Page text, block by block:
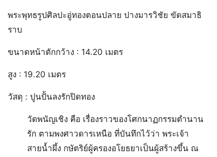
พระพุทธรูปศิลปะอู่ทองตอนปลาย ปางมารวิชัย ขัดสมาธิ
ราบ
ขนาดหน้าตักกว้าง : 14.20 เมตร
สูง : 19.20 เมตร
วัสดุ : ปูนปั้นลงรักปิดทอง
วัดพนัญเชิง คือ เรื่องราวของโศกนาฏกรรมตำนาน
รัก ตามพงศาวดารเหนือ ที่บันทึกไว้ว่า พระเจ้า
สายน้ำผึ้ง กษัตริย์ผู้ครองอโยธยาเป็นผู้สร้างขึ้น ณ